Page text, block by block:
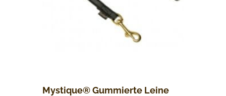
Mystique® Gummierte Leine